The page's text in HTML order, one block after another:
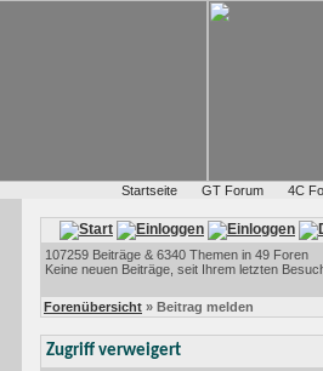
Startseite GT Forum 4C
107259 Beiträge & 6340 Themen in 49 Foren
Keine neuen Beiträge, seit Ihrem letzten
Forenübersicht » Beitrag melden
Zugriff verweigert